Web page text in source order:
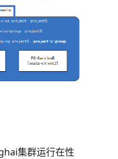
集群运行在性